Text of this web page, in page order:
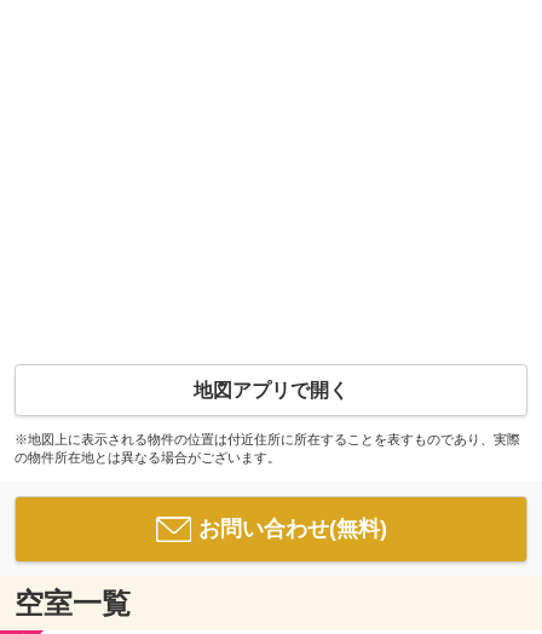
地図アプリで開く
※地図上に表示される物件の位置は付近住所に所在することを表すものであり、実際
の物件所在地とは異なる場合がございます。
お問い合わせ(無料)
空室一覧